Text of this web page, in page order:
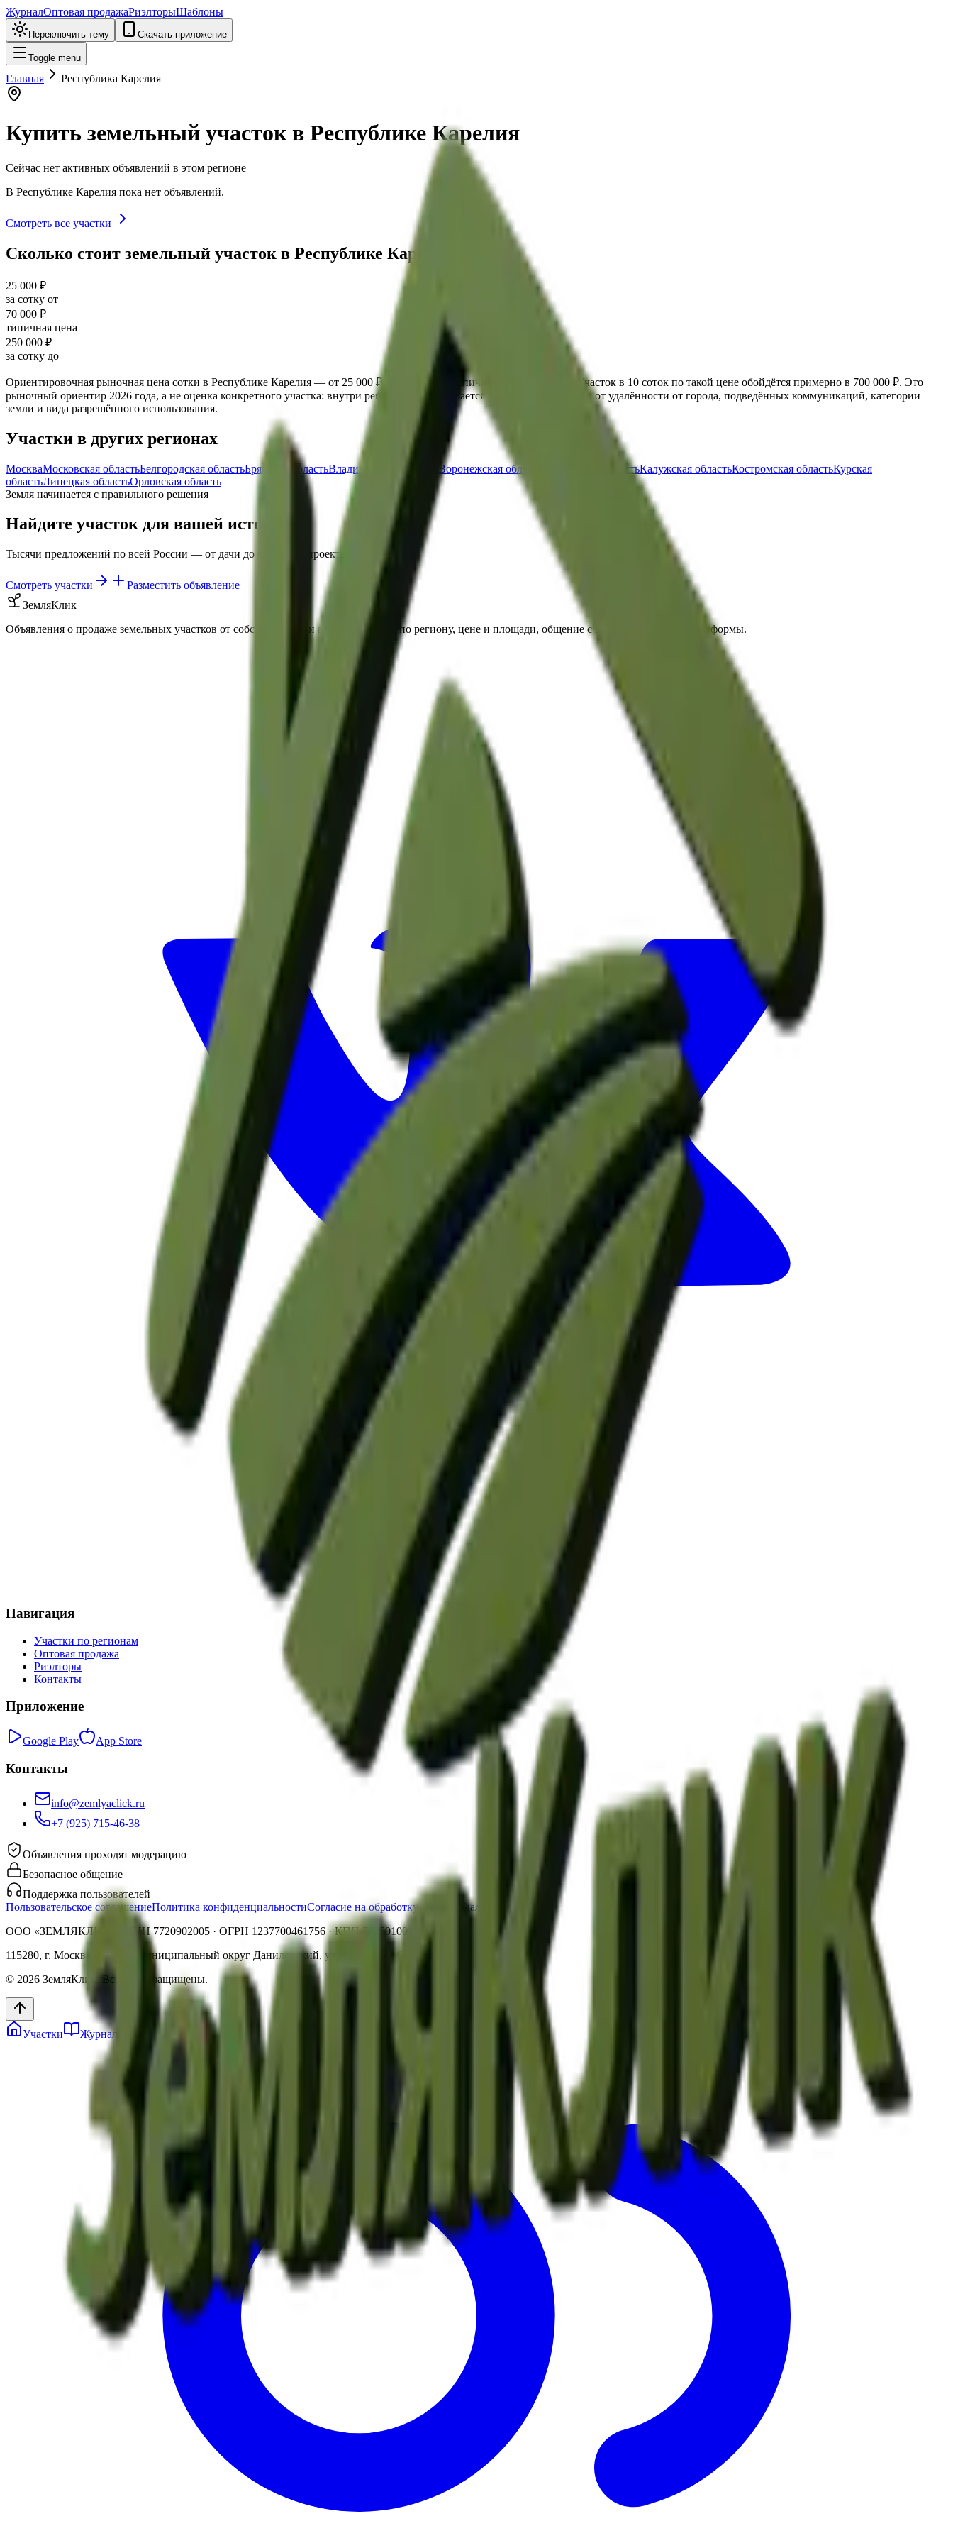
ЖурналОптовая продажаРиэлторыШаблоны
Переключить тему Скачать приложение
Toggle menu
Главная Республика Карелия
Купить земельный участок в Республике Карелия
Сейчас нет активных объявлений в этом регионе
В Республике Карелия пока нет объявлений.
Смотреть все участки
Сколько стоит земельный участок в Республике Карелия
25 000 ₽
за сотку от
70 000 ₽
типичная цена
250 000 ₽
за сотку до
Ориентировочная рыночная цена сотки в Республике Карелия — от 25 000 ₽ 250 000 ₽ , типичная около . Участок в 10 соток по такой цене обойдётся примерно в 700 000 ₽. Это
рыночный ориентир 2026 года, а не оценка конкретного участка: внутри региона цена отличается в разы в зависимости от удалённости от города, подведённых коммуникаций, категории
земли и вида разрешённого использования.
Участки в других регионах
МоскваМосковская областьБелгородская областьБрянская областьВладимирская область Воронежская область Ивановская областьКалужская областьКостромская областьКурская
областьЛипецкая областьОрловская область
Земля начинается с правильного решения
Найдите участок для вашей истории
Тысячи предложений по всей России — от дачи до большого проекта
Смотреть участки
Разместить объявление
ЗемляКлик
Объявления о продаже земельных участков от собственников и агентств. Поиск по региону, цене и площади, общение с продавцом внутри платформы.
Навигация
Участки по регионам
Оптовая продажа
Риэлторы
Контакты
Приложение
Google Play App Store
Контакты
info@zemlyaclick.ru
+7 (925) 715-46-38
Объявления проходят модерацию
Безопасное общение
Поддержка пользователей
Пользовательское соглашениеПолитика конфиденциальностиСогласие на обработку данных
Удаление аккаунта
ООО «ЗЕМЛЯКЛИК»
· ИНН7720902005 · ОГРН 1237700461756· КПП
772501001
115280, г. Москва, вн.тер.г. муниципальный округ Даниловский, ул. Ленинская Слобода, д. 19, стр. 1
© 2026 ЗемляКлик. Все права защищены.
Участки Журнал